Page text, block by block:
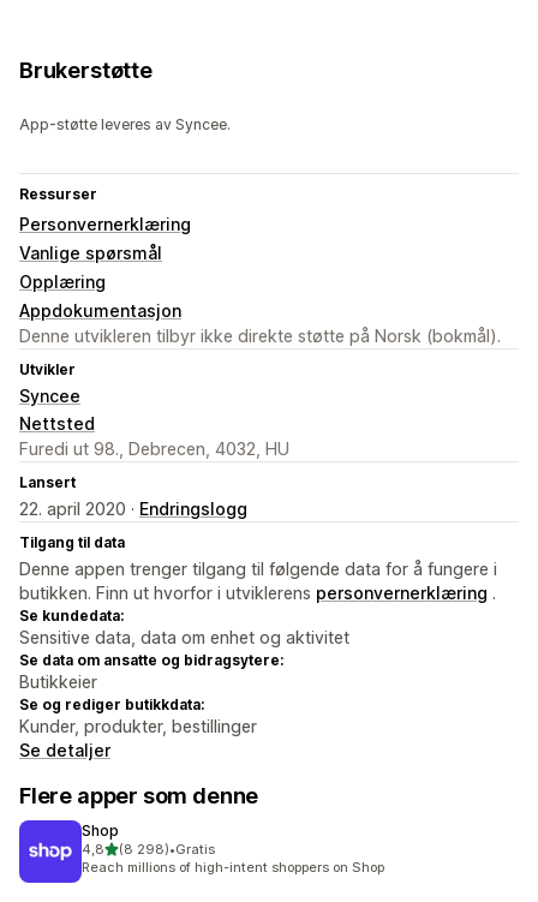
Brukerstøtte
App-støtte leveres av Syncee.
Ressurser
Personvernerklæring
Vanlige spørsmål
Opplæring
Appdokumentasjon
Denne utvikleren tilbyr ikke direkte støtte på Norsk (bokmål).
Utvikler
Syncee
Nettsted
Furedi ut 98., Debrecen, 4032, HU
Lansert
22. april 2020 · Endringslogg
Tilgang til data
Denne appen trenger tilgang til følgende data for å fungere i
butikken. Finn ut hvorfor i utviklerens personvernerklæring .
Se kundedata:
Sensitive data, data om enhet og aktivitet
Se data om ansatte og bidragsytere:
Butikkeier
Se og rediger butikkdata:
Kunder, produkter, bestillinger
Se detaljer
Flere apper som denne
Shop
4,8av 5 stjerner
(8 298)
Totalt 8298 omtaler
•Gratis
Reach millions of high-intent shoppers on Shop